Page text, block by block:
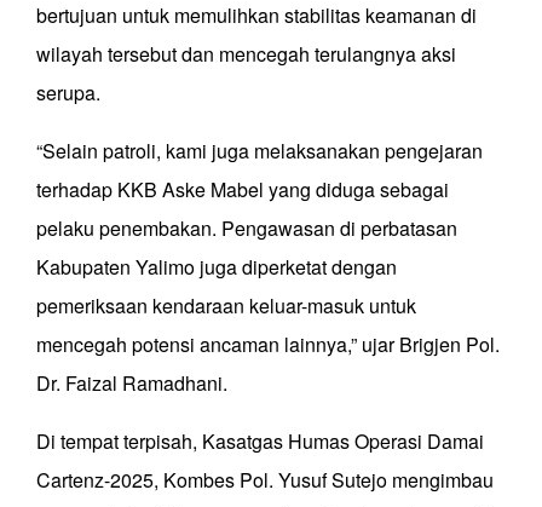
bertujuan untuk memulihkan stabilitas keamanan di
wilayah tersebut dan mencegah terulangnya aksi
serupa.
“Selain patroli, kami juga melaksanakan pengejaran
terhadap KKB Aske Mabel yang diduga sebagai
pelaku penembakan. Pengawasan di perbatasan
Kabupaten Yalimo juga diperketat dengan
pemeriksaan kendaraan keluar-masuk untuk
mencegah potensi ancaman lainnya,” ujar Brigjen Pol.
Dr. Faizal Ramadhani.
Di tempat terpisah, Kasatgas Humas Operasi Damai
Cartenz-2025, Kombes Pol. Yusuf Sutejo mengimbau